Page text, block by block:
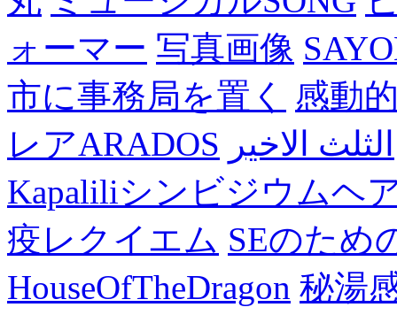
ォーマー 写真画像
市に事務局を置く
感動
レアARADOS الثلث الاخير
Kapaliliシンビジウムヘ
疫レクイエム SEのため
HouseOfTheDragon 秘湯